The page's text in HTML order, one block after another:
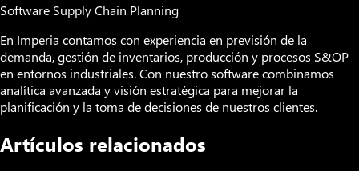
Software Supply Chain Planning
En Imperia contamos con experiencia en previsión de la
demanda, gestión de inventarios, producción y procesos S&OP
en entornos industriales. Con nuestro software combinamos
analítica avanzada y visión estratégica para mejorar la
planificación y la toma de decisiones de nuestros clientes.
Artículos relacionados